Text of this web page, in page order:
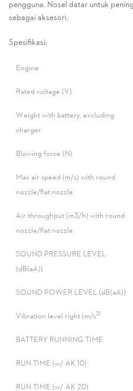
pengguna. Nosel datar untuk
sebagai aksesori.
Spesifikasi:
Engine
Rated voltage (V)
Weight with battery, excluding
charger
Blowing force (N)
Max air speed (m/s) with round
nozzle/flat nozzle
Air throughput (m3/h) with round
nozzle/flat nozzle
SOUND PRESSURE LEVEL
(dB(aA))
SOUND POWER LEVEL (dB(aA))
Vibration level right (m/s2)
BATTERY RUNNING TIME
RUN TIME (w/ AK 10)
RUN TIME (w/ AK 20)